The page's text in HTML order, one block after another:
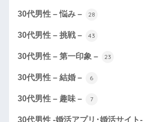
30代男性 – 悩み – 28
30代男性 – 挑戦 – 43
30代男性 – 第一印象 – 23
30代男性 – 結婚 – 6
30代男性 – 趣味 – 7
30代男性 -婚活アプリ･婚活サイト-